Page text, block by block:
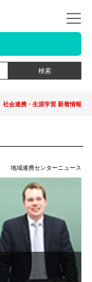
社会連携・生涯学習 新着情報
地域連携センターニュース